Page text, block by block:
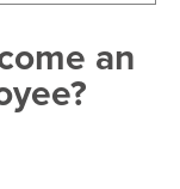
an